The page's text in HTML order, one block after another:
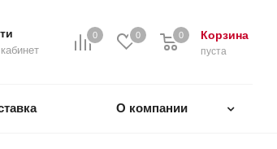
0 0 Корзина
0
пуста
0
О компании